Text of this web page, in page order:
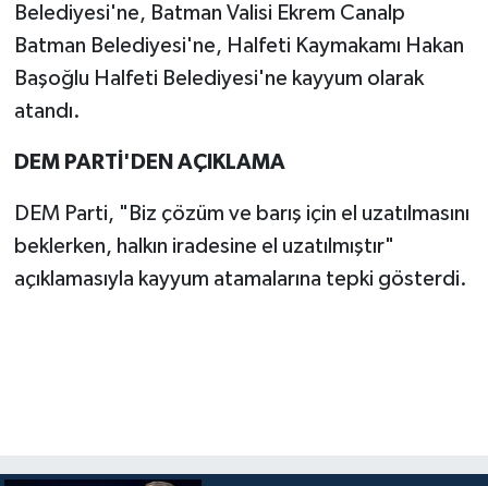
Belediyesi'ne, Batman Valisi Ekrem Canalp
Batman Belediyesi'ne, Halfeti Kaymakamı Hakan
Başoğlu Halfeti Belediyesi'ne kayyum olarak
atandı.
DEM PARTİ'DEN AÇIKLAMA
DEM Parti, "Biz çözüm ve barış için el uzatılmasını
beklerken, halkın iradesine el uzatılmıştır"
açıklamasıyla kayyum atamalarına tepki gösterdi.